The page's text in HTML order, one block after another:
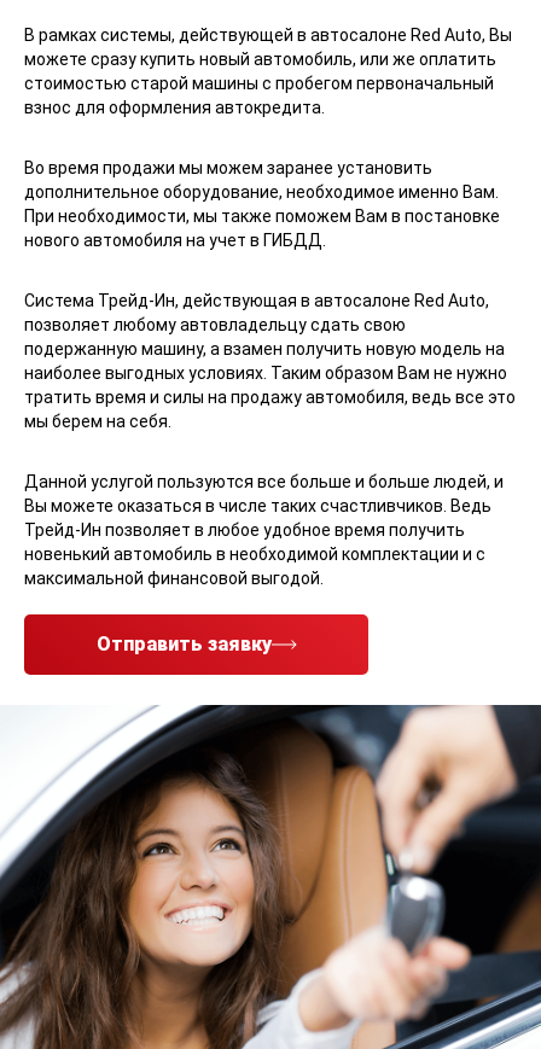
В рамках системы, действующей в автосалоне Red Auto, Вы
можете сразу купить новый автомобиль, или же оплатить
стоимостью старой машины с пробегом первоначальный
взнос для оформления автокредита.
Во время продажи мы можем заранее установить
дополнительное оборудование, необходимое именно Вам.
При необходимости, мы также поможем Вам в постановке
нового автомобиля на учет в ГИБДД.
Система Трейд-Ин, действующая в автосалоне Red Auto,
позволяет любому автовладельцу сдать свою
подержанную машину, а взамен получить новую модель на
наиболее выгодных условиях. Таким образом Вам не нужно
тратить время и силы на продажу автомобиля, ведь все это
мы берем на себя.
Данной услугой пользуются все больше и больше людей, и
Вы можете оказаться в числе таких счастливчиков. Ведь
Трейд-Ин позволяет в любое удобное время получить
новенький автомобиль в необходимой комплектации и с
максимальной финансовой выгодой.
Отправить заявку